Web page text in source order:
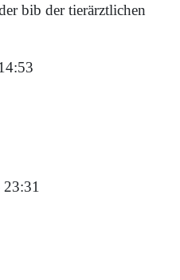
bib der tierärztlichen